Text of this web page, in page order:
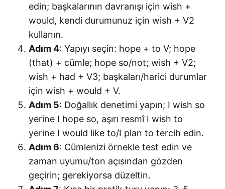
edin; başkalarının davranışı için wish +
would, kendi durumunuz için wish + V2
kullanın.
Adım 4: Yapıyı seçin: hope + to V; hope
(that) + cümle; hope so/not; wish + V2;
wish + had + V3; başkaları/harici durumlar
için wish + would + V.
Adım 5: Doğallık denetimi yapın; I wish so
yerine I hope so, aşırı resmî I wish to
yerine I would like to/I plan to tercih edin.
Adım 6: Cümlenizi örnekle test edin ve
zaman uyumu/ton açısından gözden
geçirin; gerekiyorsa düzeltin.